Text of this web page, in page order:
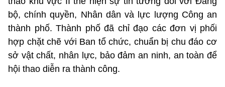
bộ, chính quyền, Nhân dân và lực lượng Công an
thành phố. Thành phố đã chỉ đạo các đơn vị phối
hợp chặt chẽ với Ban tổ chức, chuẩn bị chu đáo cơ
sở vật chất, nhân lực, bảo đảm an ninh, an toàn để
hội thao diễn ra thành công.